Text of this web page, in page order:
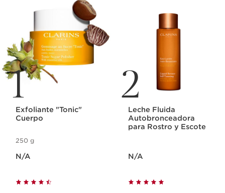
1
Exfoliante "Tonic"
Cuerpo
250 g
N/A
2
Leche Fluida
Autobronceadora
para Rostro y Escote
N/A